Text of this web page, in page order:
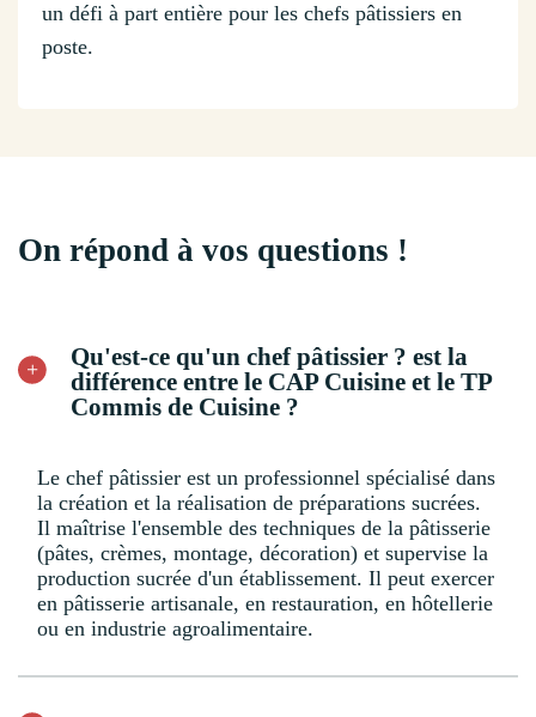
un défi à part entière pour les chefs pâtissiers en
poste.
On répond à vos questions !
Qu'est-ce qu'un chef pâtissier ? est la
différence entre le CAP Cuisine et le TP
Commis de Cuisine ?
Le chef pâtissier est un professionnel spécialisé dans
la création et la réalisation de préparations sucrées.
Il maîtrise l'ensemble des techniques de la pâtisserie
(pâtes, crèmes, montage, décoration) et supervise la
production sucrée d'un établissement. Il peut exercer
en pâtisserie artisanale, en restauration, en hôtellerie
ou en industrie agroalimentaire.